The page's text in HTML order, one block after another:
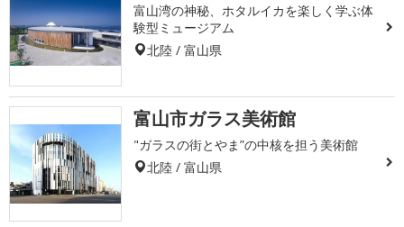
富山湾の神秘、ホタルイカを楽しく学ぶ体
験型ミュージアム
北陸 / 富山県
富山市ガラス美術館
"ガラスの街とやま”の中核を担う美術館
北陸 / 富山県